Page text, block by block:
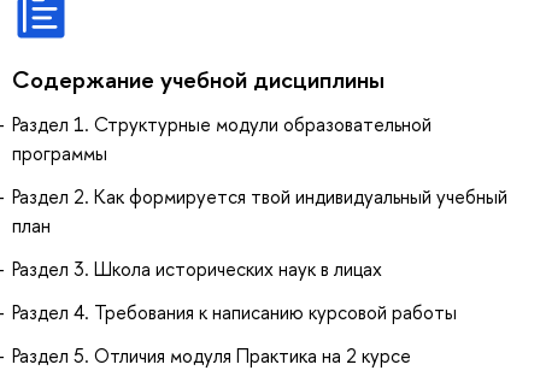
Содержание учебной дисциплины
Раздел 1. Структурные модули образовательной
программы
Раздел 2. Как формируется твой индивидуальный учебный
план
Раздел 3. Школа исторических наук в лицах
Раздел 4. Требования к написанию курсовой работы
Раздел 5. Отличия модуля Практика на 2 курсе